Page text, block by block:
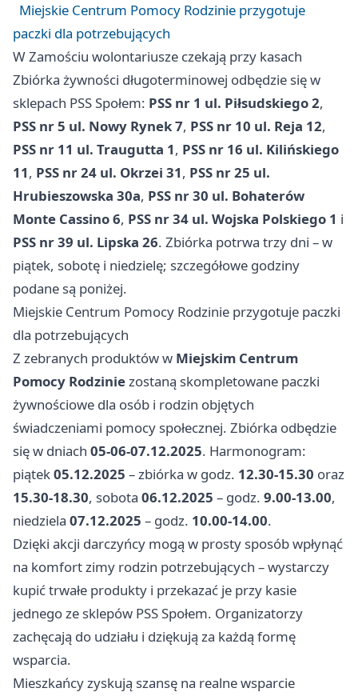
Miejskie Centrum Pomocy Rodzinie przygotuje
paczki dla potrzebujących
W Zamościu wolontariusze czekają przy kasach
Zbiórka żywności długoterminowej odbędzie się w
sklepach PSS Społem: PSS nr 1 ul. Piłsudskiego 2,
PSS nr 5 ul. Nowy Rynek 7, PSS nr 10 ul. Reja 12,
PSS nr 11 ul. Traugutta 1, PSS nr 16 ul. Kilińskiego
11, PSS nr 24 ul. Okrzei 31, PSS nr 25 ul.
Hrubieszowska 30a, PSS nr 30 ul. Bohaterów
Monte Cassino 6, PSS nr 34 ul. Wojska Polskiego 1 i
PSS nr 39 ul. Lipska 26. Zbiórka potrwa trzy dni – w
piątek, sobotę i niedzielę; szczegółowe godziny
podane są poniżej.
Miejskie Centrum Pomocy Rodzinie przygotuje paczki
dla potrzebujących
Z zebranych produktów w Miejskim Centrum
Pomocy Rodziniezostaną skompletowane paczki
żywnościowe dla osób i rodzin objętych
świadczeniami pomocy społecznej. Zbiórka odbędzie
się w dniach 05-06-07.12.2025. Harmonogram:
piątek05.12.2025 – zbiórka w godz. 12.30-15.30 oraz
15.30-18.30, sobota 06.12.2025 – godz. 9.00-13.00,
niedziela 07.12.2025 – godz. 10.00-14.00.
Dzięki akcji darczyńcy mogą w prosty sposób wpłynąć
na komfort zimy rodzin potrzebujących – wystarczy
kupić trwałe produkty i przekazać je przy kasie
jednego ze sklepów PSS Społem. Organizatorzy
zachęcają do udziału i dziękują za każdą formę
wsparcia.
Mieszkańcy zyskują szansę na realne wsparcie